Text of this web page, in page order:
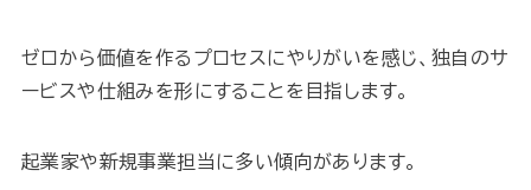
ゼロから価値を作るプロセスにやりがいを感じ、独自のサ
ービスや仕組みを形にすることを目指します。
起業家や新規事業担当に多い傾向があります。